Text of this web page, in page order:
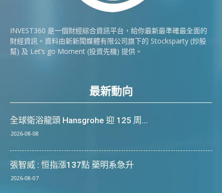
INVEST360 是一個財經綜合資訊平台，給你最新最準確最全面的
財經資訊。資料由新新聞媒體有限公司旗下的 Stocksparty (炒股
幫) 及 Let’s go Moment (投資先機) 提供。
最新動向
全球衛浴龍頭 Hansgrohe 迎 125 周...
2026-08-08
張智威 : 恒指漲137點 藥明系急升
2026-08-07